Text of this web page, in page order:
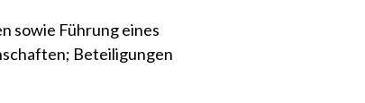
sowie Führung eines
Beteiligungen